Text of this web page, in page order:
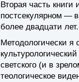
Вторая часть
постсекулярном —
более двадцати лет.
Методологически я
светского (и в
теологическое